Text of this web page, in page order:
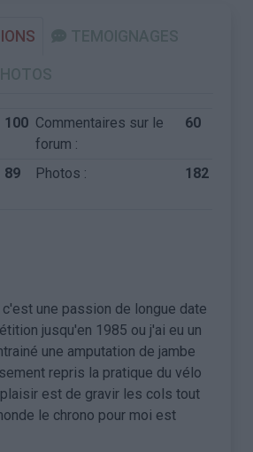
100 Commentaires sur le
forum :
60
89 Photos : 182
une passion de longue date
jusqu'en 1985 ou j'ai eu un
une amputation de jambe
repris la pratique du vélo
est de gravir les cols tout
le chrono pour moi est